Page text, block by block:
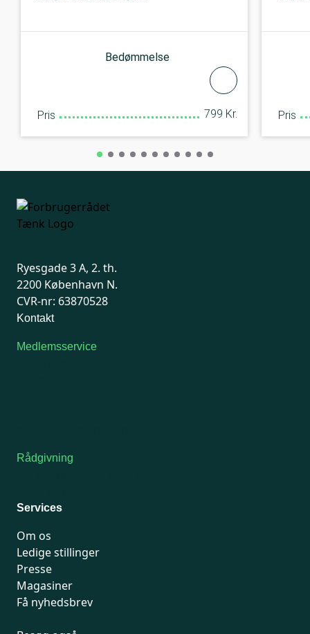
Bedømmelse
Pris 799 Kr. Pris
Ryesgade 3 A, 2. th.
2200 København N.
CVR-nr: 63870528
Kontakt
Medlemsservice
Rådgivning
Services
Om os
Ledige stillinger
Presse
Magasiner
Få nyhedsbrev